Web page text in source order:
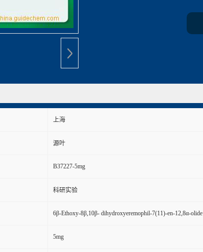
上海
源叶
B37227-5mg
科研实验
6β-Ethoxy-8β,10β- dihydroxyeremophil-7(11)-en-12,8α-olide
5mg